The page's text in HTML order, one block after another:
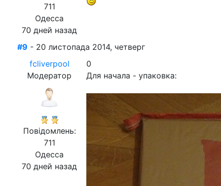
711
Одесса
70 дней назад
#9 - 20 листопада 2014, четверг
fcliverpool
Модератор
Повідомлень:
711
Одесса
70 дней назад
0
Для начала - упаковка: